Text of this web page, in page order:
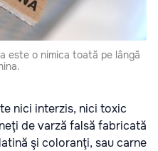
este o nimica toată pe lângă
nici interzis, nici toxic
de varză falsă fabricată
şi coloranţi, sau carne